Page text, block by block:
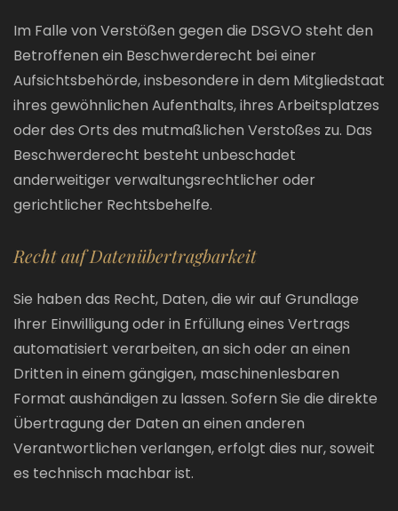
Im Falle von Verstößen gegen die DSGVO steht den
Betroffenen ein Beschwerderecht bei einer
Aufsichtsbehörde, insbesondere in dem Mitgliedstaat
ihres gewöhnlichen Aufenthalts, ihres Arbeitsplatzes
oder des Orts des mutmaßlichen Verstoßes zu. Das
Beschwerderecht besteht unbeschadet
anderweitiger verwaltungsrechtlicher oder
gerichtlicher Rechtsbehelfe.
Recht auf Daten­übertrag­barkeit
Sie haben das Recht, Daten, die wir auf Grundlage
Ihrer Einwilligung oder in Erfüllung eines Vertrags
automatisiert verarbeiten, an sich oder an einen
Dritten in einem gängigen, maschinenlesbaren
Format aushändigen zu lassen. Sofern Sie die direkte
Übertragung der Daten an einen anderen
Verantwortlichen verlangen, erfolgt dies nur, soweit
es technisch machbar ist.